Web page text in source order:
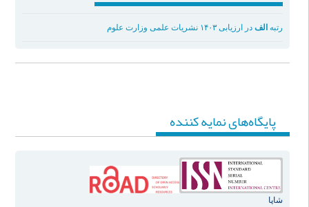
رتبهالفدر ارزیابی ۱۴۰۳ نشریات علمی وزارت علوم
پایگاه‌های نمایه کننده
شاپا